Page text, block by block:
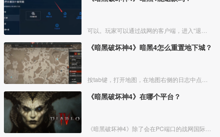
《暗黑破坏神4》暗黑4怎么重置地下城？
《暗黑破坏神4》在哪个平台？